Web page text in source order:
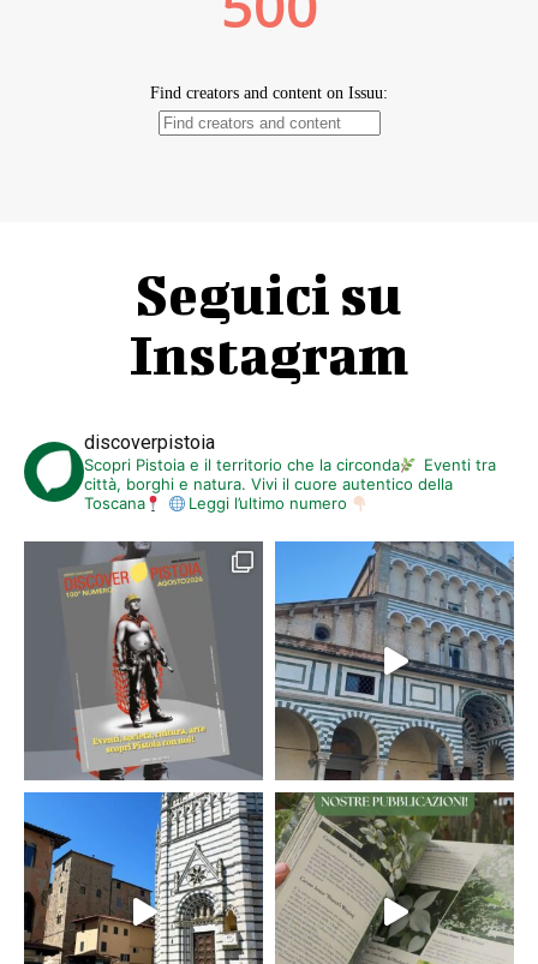
Seguici su
Instagram
discoverpistoia
Scopri Pistoia e il territorio che la circonda
Eventi tra
città, borghi e natura. Vivi il cuore autentico della
Toscana
Leggi l’ultimo numero